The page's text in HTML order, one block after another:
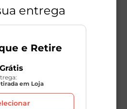
Desengordurante de
Laranja para Cozinha
20% Desconto
R$ 14,49
entrega
e Retire
Grátis
em Loja